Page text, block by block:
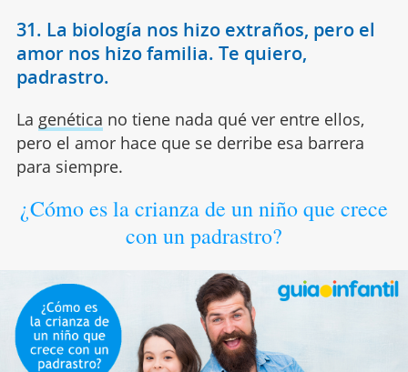
31. La biología nos hizo extraños, pero el
amor nos hizo familia. Te quiero,
padrastro.
La genética no tiene nada qué ver entre ellos,
pero el amor hace que se derribe esa barrera
para siempre.
¿Cómo es la crianza de un niño que crece
con un padrastro?